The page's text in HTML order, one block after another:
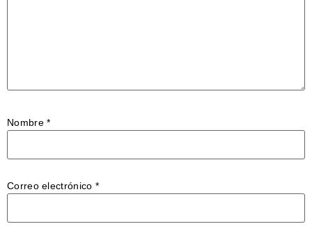
Nombre*
Correo electrónico *